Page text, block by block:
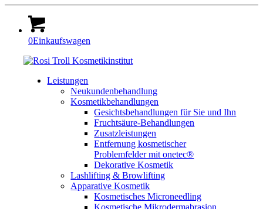
0Einkaufswagen
Leistungen
Neukundenbehandlung
Kosmetikbehandlungen
Gesichtsbehandlungen für Sie und Ihn
Fruchtsäure-Behandlungen
Zusatzleistungen
Entfernung kosmetischer
Problemfelder mit onetec®
Dekorative Kosmetik
Lashlifting & Browlifting
Apparative Kosmetik
Kosmetisches Microneedling
Kosmetische Mikrodermabrasion